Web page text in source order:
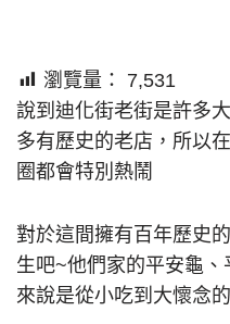
瀏覽量：
7,531
說到迪化街老街是許多
多有歷史的老店，所以
圈都會特別熱鬧
對於這間擁有百年歷史的
生吧~他們家的平安龜
來說是從小吃到大懷念